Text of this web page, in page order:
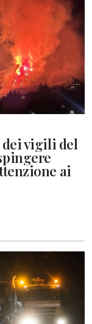
vigili del
ai